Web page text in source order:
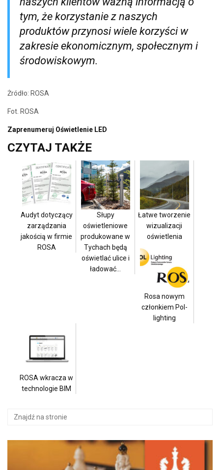
tym, że korzystanie z naszych
produktów przynosi wiele korzyści w
zakresie ekonomicznym, społecznym i
środowiskowym.
Żródło: ROSA
Fot. ROSA
Zaprenumeruj Oświetlenie LED
CZYTAJ TAKŻE
Audyt dotyczący
zarządzania
jakością w firmie
ROSA
Słupy
oświetleniowe
produkowane w
Tychach będą
oświetlać ulice i
ładować…
Łatwe tworzenie
wizualizacji
oświetlenia
Rosa nowym
członkiem Pol-
lighting
ROSA wkracza w
technologie BIM